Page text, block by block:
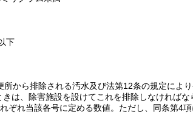
下
所から排除される汚水及び法第12条の規定によ
は、除害施設を設けてこれを排除しなければな
れ当該各号に定める数値。 ただし、同条第4